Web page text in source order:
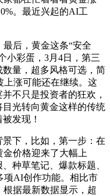
。最近兴起的AI工
后，黄金这条“安全
小彩蛋，3月4日，第三
量，超多风格可选，简
涨可能还在继续。这
不只是投资者的狂欢，
光转向黄金这样的传统
发现！
下，比如，第一步：在
价格迎来了大幅上
种草笔记、爆款标题、
项AI创作功能。相比市
据最新数据显示，超